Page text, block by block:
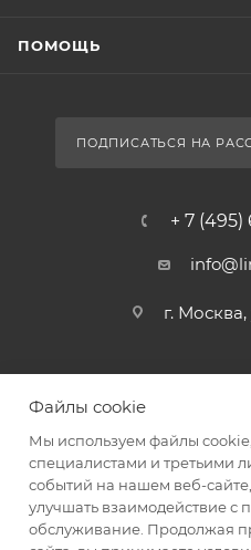
ПОМОЩЬ
ПОДПИСАТЬСЯ НА
+ 7 (495)
г. Москва,
Файлы cookie
Мы используем файлы
специалистами и третьими
событий на нашем веб-
улучшать взаимодействие с
обслуживание. Продолжая